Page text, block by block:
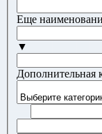
Еще
▼
Дополнительная